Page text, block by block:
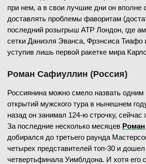
при нем, а в свои лучшие дни он вполне
доставлять проблемы фаворитам
последний розыгрыш ATP Лондон, где
сетки Даниэля Эванса, Фрэнсиса Тиафо
уступив лишь первой ракетке мира
Роман Сафиуллин (Россия)
Россиянина можно смело назвать одним
открытий мужского тура в нынешнем
назад он занимал 124-ю строчку, сейчас
За последние несколько месяцев Роман
добирался до третьего раунда
четырех представителей топ-30 и
четвертьфинала Уимблдона. И хотя его